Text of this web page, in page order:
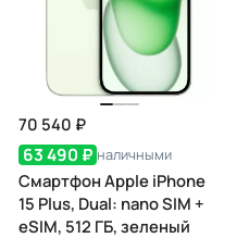
70 540 ₽
63 490 ₽ наличными
Смартфон Apple iPhone
15 Plus, Dual: nano SIM +
eSIM, 512 ГБ, зеленый